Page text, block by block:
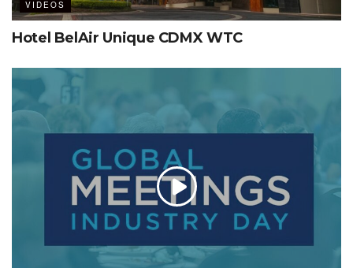
VIDEOS
Hotel BelAir Unique CDMX WTC